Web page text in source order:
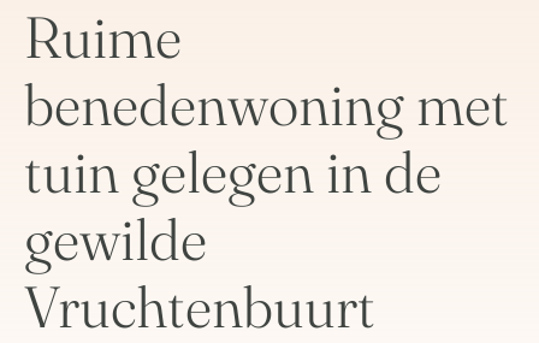
Ruime
benedenwoning met
tuin gelegen in de
gewilde
Vruchtenbuurt